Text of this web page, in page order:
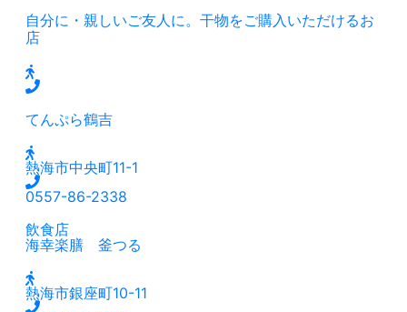
自分に・親しいご友人に。干物をご購入いただけるお
店
てんぷら鶴吉
熱海市中央町11-1
0557-86-2338
飲食店
海幸楽膳 釜つる
熱海市銀座町10-11